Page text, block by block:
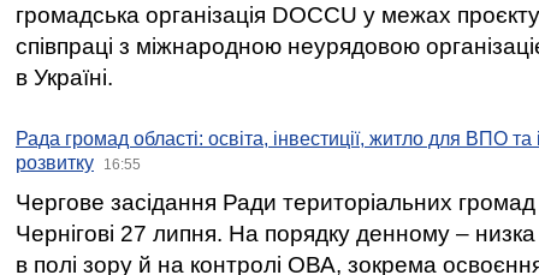
громадська організація DOCCU у межах
співпраці з міжнародною неурядовою
в Україні.
Рада громад області: освіта, інвестиції, житло для ВПО
розвитку
16:55
Чергове засідання Ради територіальних громад
Чернігові 27 липня. На порядку денному –
в полі зору й на контролі ОВА, зокрема освоєння